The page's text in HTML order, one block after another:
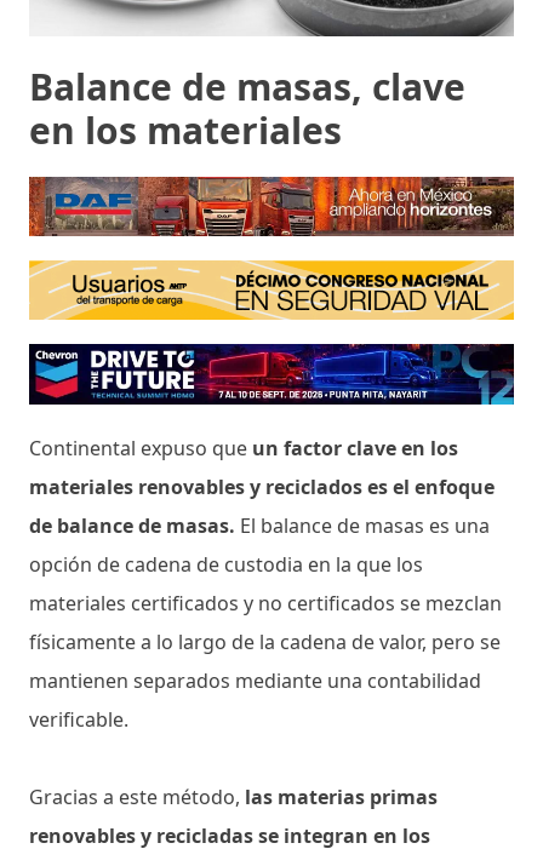
Balance de masas, clave
en los materiales
Continental expuso que un factor clave en los
materiales renovables y reciclados es el enfoque
de balance de masas. El balance de masas es una
opción de cadena de custodia en la que los
materiales certificados y no certificados se mezclan
físicamente a lo largo de la cadena de valor, pero se
mantienen separados mediante una contabilidad
verificable.
Gracias a este método, las materias primas
renovables y recicladas se integran en los